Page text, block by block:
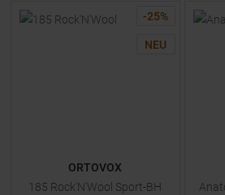
-25%
NEU
ORTOVOX
185 Rock'N'Wool Sport-BH